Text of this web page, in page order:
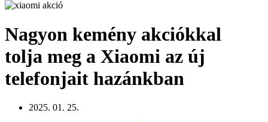
Nagyon kemény akciókkal
tolja meg a Xiaomi az új
telefonjait hazánkban
2025. 01. 25.